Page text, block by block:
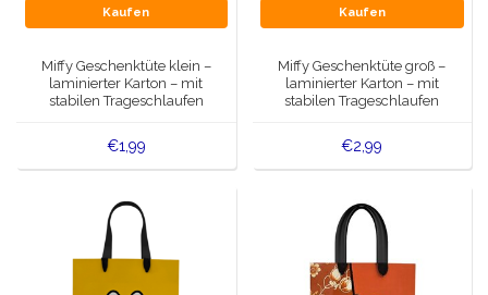
Kaufen
Miffy Geschenktüte klein –
laminierter Karton – mit
stabilen Trageschlaufen
€1,99
Kaufen
Miffy Geschenktüte groß –
laminierter Karton – mit
stabilen Trageschlaufen
€2,99